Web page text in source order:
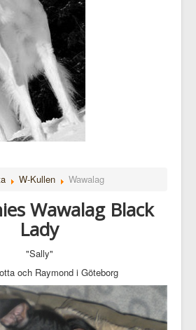
W-Kullen Wawalag
Wawalag Black
Lady
"Sally"
och Raymond i Göteborg